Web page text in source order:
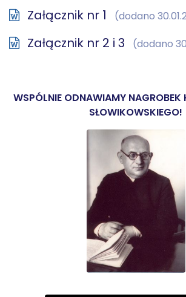
Załącznik nr 1 (dodano
Załącznik nr 2 i 3 (dodano
WSPÓLNIE ODNAWIAMY NAGROBEK
SŁOWIKOWSKIEGO!